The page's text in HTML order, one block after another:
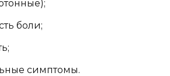
боли;
симптомы.